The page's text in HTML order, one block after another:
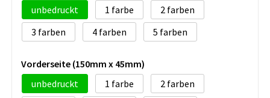
unbedruckt
1
2
3
4 5
Vorderseite (150mm x 45mm)
unbedruckt
1
2